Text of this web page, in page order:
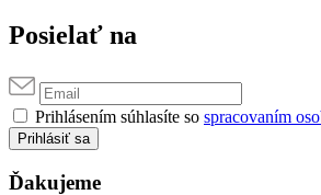
Posielať na
Prihlásením súhlasíte so spracovaním
Prihlásiť sa
Ďakujeme